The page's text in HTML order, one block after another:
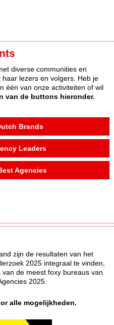
diverse communities en
lezers en volgers. Heb je
één van onze activiteiten of wil
van de buttons hieronder.
Brands
Leaders
Agencies
zijn de resultaten van het
2025 integraal te vinden,
de meest foxy bureaus van
2025.
alle mogelijkheden.